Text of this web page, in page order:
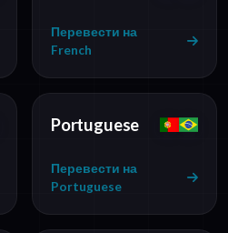
Перевести на
French
Portuguese
Перевести на
Portuguese